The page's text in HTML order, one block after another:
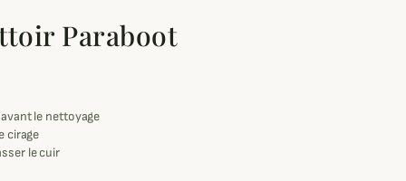
Paraboot
le nettoyage
cirage
le cuir